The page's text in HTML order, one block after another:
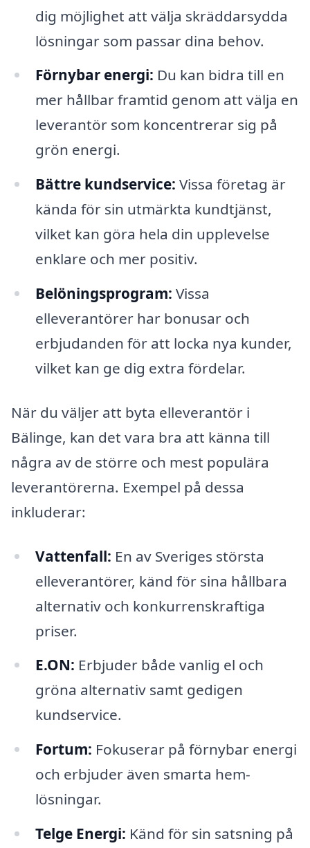
dig möjlighet att välja skräddarsydda
lösningar som passar dina behov.
Förnybar energi: Du kan bidra till en
mer hållbar framtid genom att välja en
leverantör som koncentrerar sig på
grön energi.
Bättre kundservice: Vissa företag är
kända för sin utmärkta kundtjänst,
vilket kan göra hela din upplevelse
enklare och mer positiv.
Belöningsprogram: Vissa
elleverantörer har bonusar och
erbjudanden för att locka nya kunder,
vilket kan ge dig extra fördelar.
När du väljer att byta elleverantör i
Bälinge, kan det vara bra att känna till
några av de större och mest populära
leverantörerna. Exempel på dessa
inkluderar:
Vattenfall: En av Sveriges största
elleverantörer, känd för sina hållbara
alternativ och konkurrenskraftiga
priser.
E.ON: Erbjuder både vanlig el och
gröna alternativ samt gedigen
kundservice.
Fortum: Fokuserar på förnybar energi
och erbjuder även smarta hem-
lösningar.
Telge Energi: Känd för sin satsning på